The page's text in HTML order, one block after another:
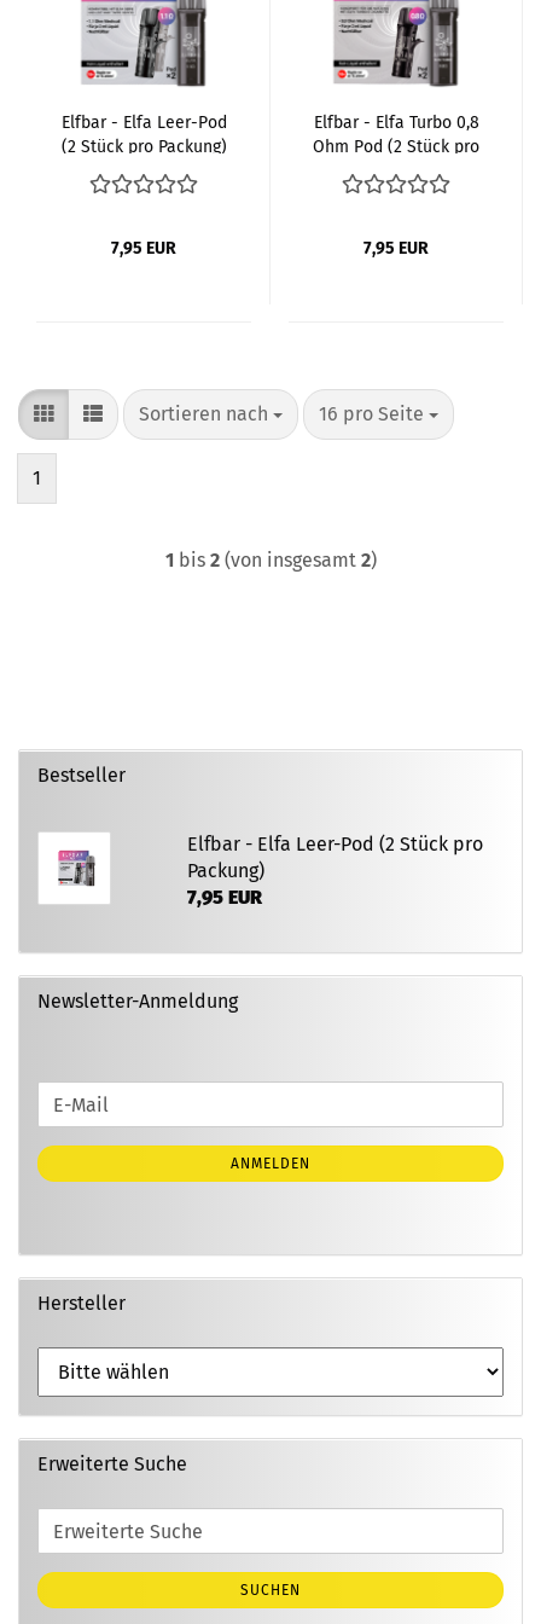
Elfbar - Elfa Leer-Pod
(2 Stück pro Packung)
7,95 EUR
Elfbar - Elfa Turbo 0,8
Ohm Pod (2 Stück pro
Packung)
7,95 EUR
Sortieren nach
Sortieren nach 16 pro Seite
pro Seite
1
1 bis 2(von insgesamt 2)
Bestseller
Elfbar - Elfa Leer-Pod (2 Stück pro
Packung)
7,95 EUR
Newsletter-Anmeldung
WEITER
ZUR
NEWSLETTER-
ANMELDUNG
E-
Mail
ANMELDEN
Hersteller
Erweiterte Suche
Erweiterte
Suche
SUCHEN